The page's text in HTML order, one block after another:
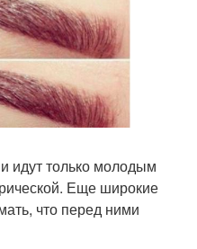
идут только молодым
Еще широкие
что перед ними